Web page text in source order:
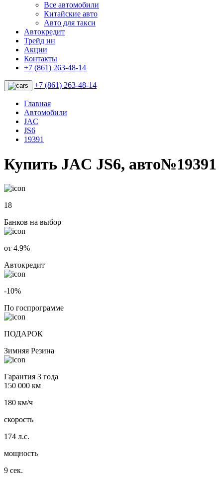
Все автомобили
Китайские авто
Авто для такси
Автокредит
Трейд ин
Акции
Контакты
+7 (861) 263-48-14
+7 (861) 263-48-14
Главная
Автомобили
JAC
JS6
19391
Купить JAC JS6, авто№19391
18
Банков на выбор
от 4.9%
Автокредит
-10%
По госпрограмме
ПОДАРОК
Зимняя Резина
Гарантия 3 года
150 000 км
180 км/ч
скорость
174 л.с.
мощность
9 сек.